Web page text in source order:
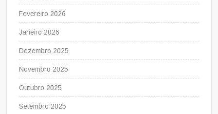
Fevereiro 2026
Janeiro 2026
Dezembro 2025
Novembro 2025
Outubro 2025
Setembro 2025